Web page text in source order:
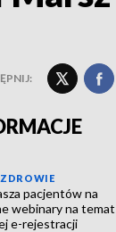
pacjentów na
webinary na temat
e-rejestracji